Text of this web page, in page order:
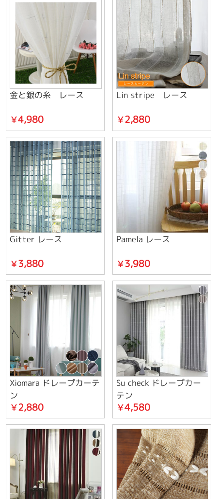
金と銀の糸 レース
￥4,980
Lin stripe レース
￥2,880
Gitter レース
￥3,880
Pamela レース
￥3,980
Xiomara ドレープカーテ
ン
￥2,880
Su check ドレープカー
テン
￥4,580